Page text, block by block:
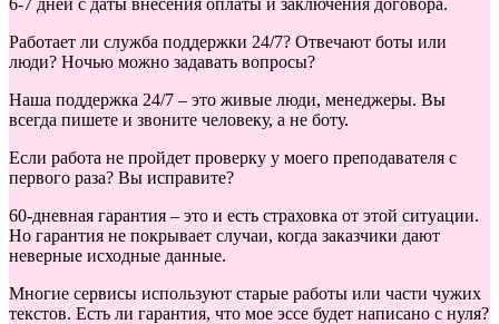
Работает ли служба поддержки 24/7? Отвечают боты или
люди? Ночью можно задавать вопросы?
Наша поддержка 24/7 – это живые люди, менеджеры. Вы
всегда пишете и звоните человеку, а не боту.
Если работа не пройдет проверку у моего преподавателя с
первого раза? Вы исправите?
60-дневная гарантия – это и есть страховка от этой ситуации.
Но гарантия не покрывает случаи, когда заказчики дают
неверные исходные данные.
Многие сервисы используют старые работы или части чужих
текстов. Есть ли гарантия, что мое эссе будет написано с нуля?